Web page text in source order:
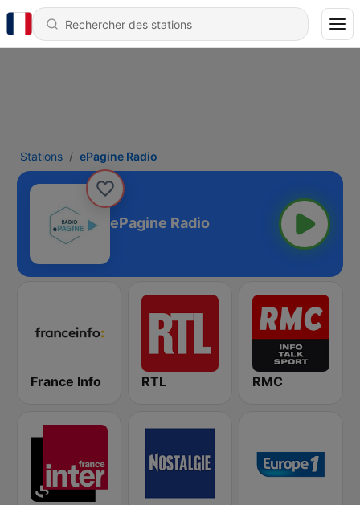
Stations ePagine Radio
ePagine Radio
France Info RTL RMC